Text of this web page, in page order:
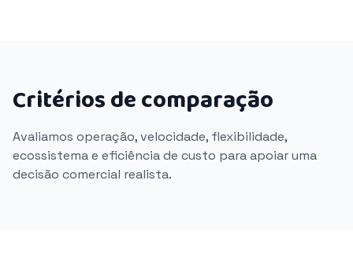
Critérios de comparação
Avaliamos operação, velocidade, flexibilidade,
ecossistema e eficiência de custo para apoiar uma
decisão comercial realista.